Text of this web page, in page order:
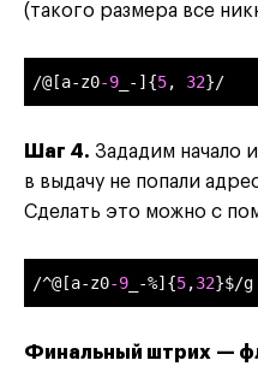
(такого размера все
/@[a-z0-9 _-]{5, 32}/
Шаг 4. Зададим начало
в выдачу не попали
Сделать это можно с
/^@[a-z0-9 _-%]{5,32}$/g
Финальный штрих —